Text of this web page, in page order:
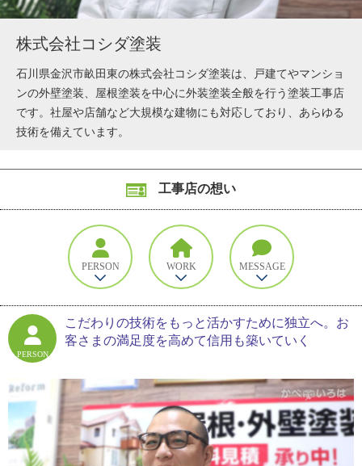
株式会社コシダ塗装
石川県金沢市畝田東の株式会社コシダ塗装は、戸建てやマンショ
ンの外壁塗装、屋根塗装を中心に外装塗装全般を行う塗装工事店
です。社屋や店舗など大規模な建物にも対応しており、あらゆる
技術を備えています。
工事店の想い
PERSON WORK MESSAGE
PERSON
こだわりの技術をもっと活かすために独立へ。お
客さまの満足度を高めて信用も築いていく